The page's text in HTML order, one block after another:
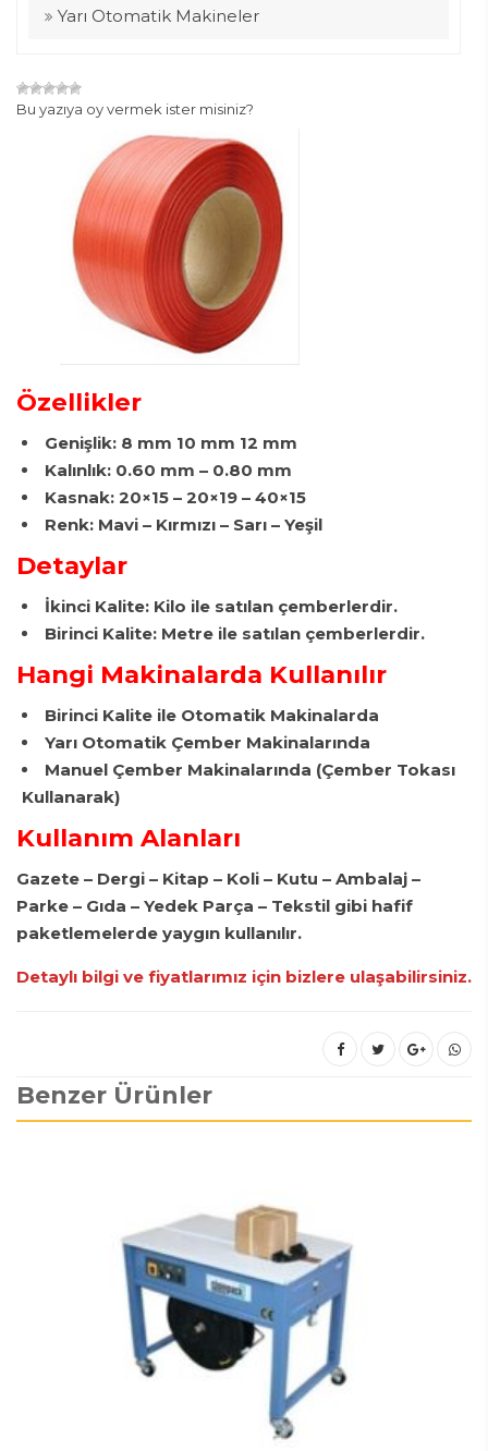
Yarı Otomatik Makineler
Bu yazıya oy vermek ister misiniz?
Özellikler
Genişlik: 8 mm 10 mm 12 mm
Kalınlık: 0.60 mm – 0.80 mm
Kasnak: 20×15 – 20×19 – 40×15
Renk: Mavi – Kırmızı – Sarı – Yeşil
Detaylar
İkinci Kalite: Kilo ile satılan çemberlerdir.
Birinci Kalite: Metre ile satılan çemberlerdir.
Hangi Makinalarda Kullanılır
Birinci Kalite ile Otomatik Makinalarda
Yarı Otomatik Çember Makinalarında
Manuel Çember Makinalarında (Çember Tokası
Kullanarak)
Kullanım Alanları
Gazete – Dergi – Kitap – Koli – Kutu – Ambalaj –
Parke – Gıda – Yedek Parça – Tekstil gibi hafif
paketlemelerde yaygın kullanılır.
Detaylı bilgi ve fiyatlarımız için bizlere ulaşabilirsiniz.
Benzer Ürünler